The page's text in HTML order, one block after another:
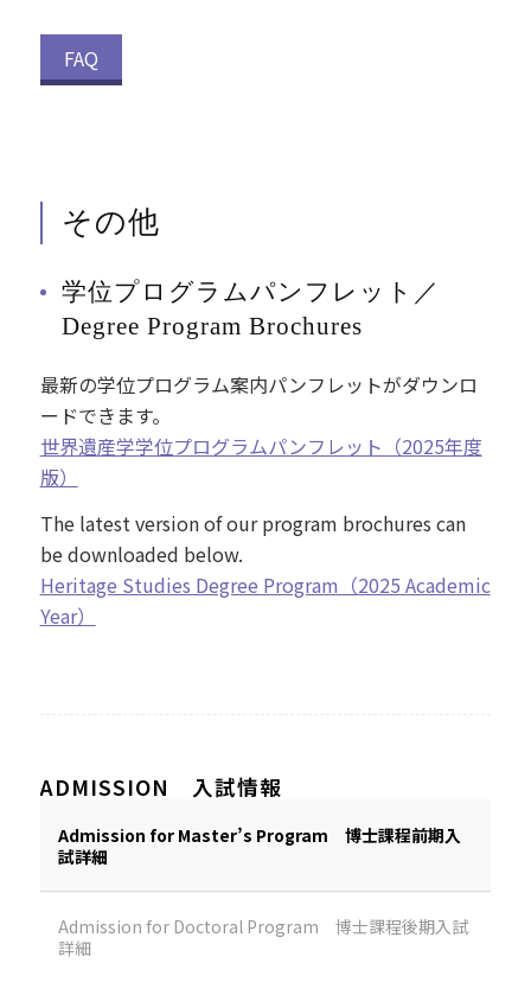
FAQ
その他
学位プログラムパンフレット／
Degree Program Brochures
最新の学位プログラム案内パンフレットがダウンロ
ードできます。
世界遺産学学位プログラムパンフレット（2025年度
版）
The latest version of our program brochures can
be downloaded below.
Heritage Studies Degree Program（2025 Academic
Year）
ADMISSION 入試情報
Admission for Master’s Program 博士課程前期入
試詳細
Admission for Doctoral Program 博士課程後期入試
詳細